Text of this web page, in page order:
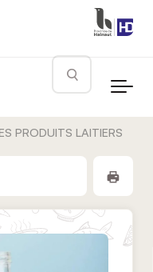
Rechercher
PRODUITS LAITIERS